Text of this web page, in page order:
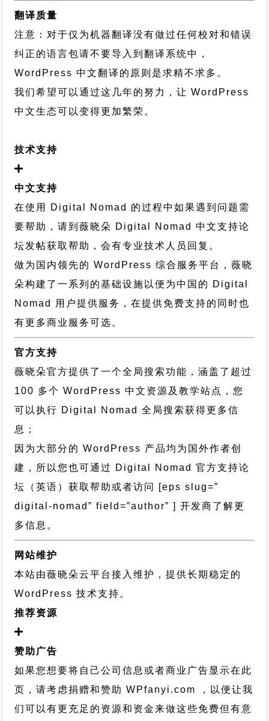
翻译质量
注意：对于仅为机器翻译没有做过任何校对和错误
纠正的语言包请不要导入到翻译系统中，
WordPress 中文翻译的原则 是求精不求多。
我们希望可以通过这几年的努力，让 WordPress
中文生态可以变得更加繁荣。
技术支持
中文支持
在使用 Digital Nomad 的过程中如果遇到问题需
要帮助，请到薇晓朵 Digital Nomad 中文支持论
坛发帖获取帮助，会有专业技术人员回复。
做为国内领先的 WordPress 综合服务平台，薇晓
朵构建了一系列的基础设施以便为中国的 Digital
Nomad 用户提供服务，在提供免费支持的同时也
有更多商业服务可选。
官方支持
薇晓朵官方提供了一个全局搜索功能，涵盖了超过
100 多个 WordPress 中文资源及教学站点，您
可以执行 Digital Nomad 全局搜索获得更多信
息；
因为大部分的 WordPress 产品均为国外作者创
建，所以您也可通过 Digital Nomad 官方支持论
坛
（英语）获取帮助或者访问 [eps slug=”
digital-nomad” field=”author” ] 开发商了解更
多信息。
网站维护
本站由薇晓朵云平台接入维护，提供长期稳定的
WordPress 技术支持 。
推荐资源
赞助广告
如果您想要将自己公司信息或者商业广告显示在此
页，请考虑捐赠和赞助 WPfanyi.com ，以便让我
们可以有更充足的资源和资金来做这些免费但有意